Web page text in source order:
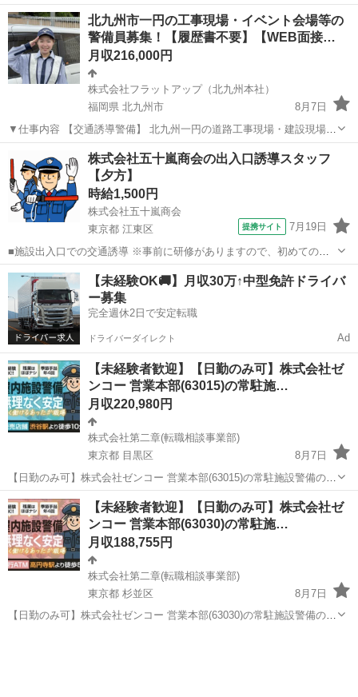
通誘導警備 ・高速道路警備 ・施設警備 ・雑踏警備 （一般社団法人全
国警備業協会加盟会社） （一般社団法人福岡県警備業協会加盟会社）
...
福岡 福岡市 和白駅 警備員 建設現場
北九州市一円の工事現場・イベント会場等の
警備員募集！【履歴書不要】【WEB面接…
月収216,000円
株式会社フラットアップ（北九州本社）
福岡県 北九州市
8月7日
▼仕事内容 【交通誘導警備】 北九州一円の道路工事現場・建設現場に
て交通誘導警備業務をお願いします。 主に駐車場や工事現場・建設現
場などで、通行車両の交通整理や通行人の誘導をしていただきます。
【施設警備】 ...
北九州市 警備員 業務
株式会社五十嵐商会の出入口誘導スタッフ
【夕方】
時給1,500円
株式会社五十嵐商会
東京都 江東区
提携サイト 7月19日
■施設出入口での交通誘導 ※事前に研修がありますので、初めての方
もご安心ください。 ■時給1,500円 ※試用期間3ヶ月（同条件） ■8:00
～17:00（休憩1h、実働8h） ★勤務日応相談
東京 江東区 警備員
【未経験OK🚚】月収30万↑中型免許ドライバ
ー募集
完全週休2日で安定転職
ドライバーダイレクト Ad
【未経験者歓迎】【日勤のみ可】株式会社ゼ
ンコー 営業本部(63015)の常駐施…
月収220,980円
株式会社第二章(転職相談事業部)
東京都 目黒区
8月7日
【日勤のみ可】株式会社ゼンコー 営業本部(63015)の常駐施設警備の正
社員 - 目黒駅 【応募先企業名】株式会社第二章(転職相談事業部) 【雇
用形態】正社員【人材紹介】 【職種】警備員・警備関連 【応募資格】
・年齢要件...
東京 目黒区 警備員 未経験
【未経験者歓迎】【日勤のみ可】株式会社ゼ
ンコー 営業本部(63030)の常駐施…
月収188,755円
株式会社第二章(転職相談事業部)
東京都 杉並区
8月7日
【日勤のみ可】株式会社ゼンコー 営業本部(63030)の常駐施設警備の正